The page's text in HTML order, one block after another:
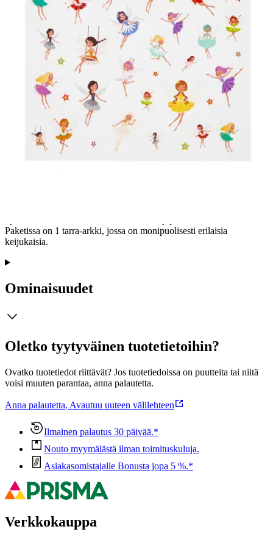
Etu ei koske Suuri‑lisäpalvelulla toimitettavia tuotteita.
Tarkista myymäläsaatavuus
Tuotekuvaus
Paketissa on 1 tarra-arkki, jossa on monipuolisesti erilaisia
keijukaisia.
Ominaisuudet
Oletko tyytyväinen tuotetietoihin?
Ovatko tuotetiedot riittävät? Jos tuotetiedoissa on puutteita tai niitä
voisi muuten parantaa, anna palautetta.
Anna palautetta, Avautuu uuteen välilehteen
Ilmainen palautus 30 päivää.*
Nouto myymälästä ilman toimituskuluja.
Asiakasomistajalle Bonusta jopa 5 %.*
Verkkokauppa